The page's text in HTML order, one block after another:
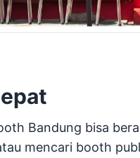
Bandung bisa
mencari booth